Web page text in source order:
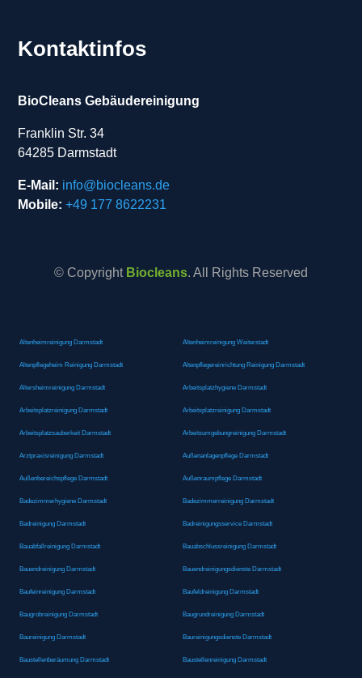
Kontaktinfos
BioCleans Gebäudereinigung
Franklin Str. 34
64285 Darmstadt
E-Mail: info@biocleans.de
Mobile: +49 177 8622231
© Copyright Biocleans. All Rights Reserved
Altenheimreinigung Darmstadt Altenheimreinigung Weiterstadt
Altenpflegeheim Reinigung Darmstadt Altenpflegereinrichtung Reinigung Darmstadt
Altersheimreinigung Darmstadt Arbeitsplatzhygiene Darmstadt
Arbeitsplatzreinigung Darmstadt Arbeitsplatzreinigung Darmstadt
Arbeitsplatzsauberkeit Darmstadt Arbeitsumgebungreinigung Darmstadt
Arztpraxisreinigung Darmstadt Außenanlagenpflege Darmstadt
Außenbereichspflege Darmstadt Außenraumpflege Darmstadt
Badezimmerhygiene Darmstadt Badezimmerreinigung Darmstadt
Badreinigung Darmstadt Badreinigungsservice Darmstadt
Bauabfallreinigung Darmstadt Bauabschlussreinigung Darmstadt
Bauendreinigung Darmstadt Bauendreinigungsdienste Darmstadt
Baufeinreinigung Darmstadt Baufeldreinigung Darmstadt
Baugrobreinigung Darmstadt Baugrundreinigung Darmstadt
Baureinigung Darmstadt Baureinigungsdienste Darmstadt
Baustellenberäumung Darmstadt Baustellenreinigung Darmstadt